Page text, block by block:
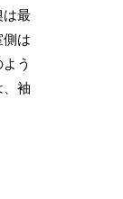
は最
側は
う
、袖